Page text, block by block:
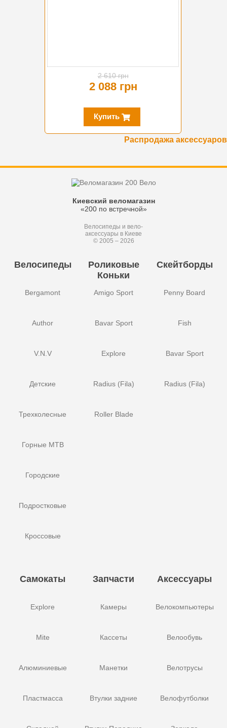
2 610 грн
2 088 грн
Купить
Распродажа аксессуаров
Киевский веломагазин
«200 по встречной»
Велосипеды и вело-
аксессуары в Киеве
© 2005 – 2026
Велосипеды
Bergamont
Author
V.N.V
Детские
Трехколесные
Горные MTB
Городские
Подростковые
Кроссовые
Роликовые
Коньки
Amigo Sport
Bavar Sport
Explore
Radius (Fila)
Roller Blade
Скейтборды
Penny Board
Fish
Bavar Sport
Radius (Fila)
Самокаты
Explore
Mite
Алюминиевые
Пластмасса
Запчасти
Камеры
Кассеты
Манетки
Втулки задние
Аксессуары
Велокомпьютеры
Велообувь
Велотрусы
Велофутболки